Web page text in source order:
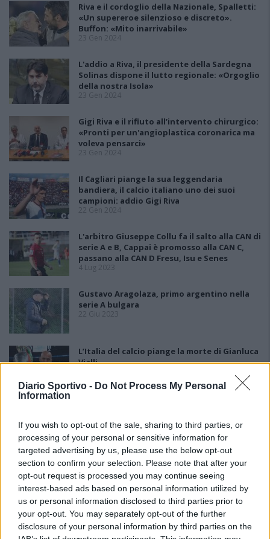
Diario Sportivo - Do Not Process My Personal
Information
If you wish to opt-out of the sale, sharing to third parties, or
processing of your personal or sensitive information for
targeted advertising by us, please use the below opt-out
section to confirm your selection. Please note that after your
opt-out request is processed you may continue seeing
interest-based ads based on personal information utilized by
us or personal information disclosed to third parties prior to
your opt-out. You may separately opt-out of the further
disclosure of your personal information by third parties on the
Riva e il cordoglio della Nazionale, Spalletti:
«Un supereroe silenzioso e discreto».
Buffon: «Mito inarrivabile»
23 Gen 2024
L'addio a Riva, il presidente della Sardegna
Solinas dispone il lutto regionale: «Orgoglio
della nostra Isola»
23 Gen 2024
Gigi Riva e il rifiuto all’intervento chirurgico:
«Pronti per un'angioplastica coronarica ma
voleva pensarci»
23 Gen 2024
Il Cagliari piange la sua leggendaria
bandiera, il calcio italiano uno dei suoi
campioni: addio Gigi Riva
22 Gen 2024
L'arbitro Giuseppe Collu fa il salto alla CAN di
serie A e B, Cappai è promosso alla CAN C,
passano alla CAN D Fresu, Isu e Senes
4 Lug 2023
Gustavo Aragolaza, primo argentino nella
serie A bulgara
22 Giu 2023
L’Italia del calcio piange la morte di Gianluca
Vialli